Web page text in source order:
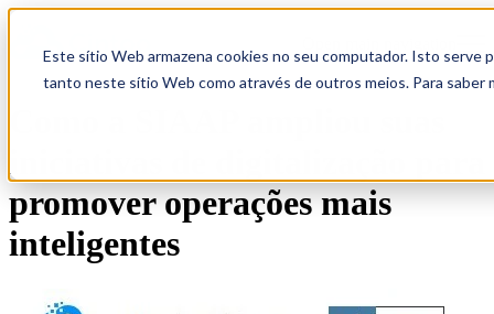
Este sítio Web armazena cookies no seu computador. Isto serve
tanto neste sítio Web como através de outros meios. Para saber
iniciativas de digitalização para
promover operações mais
inteligentes